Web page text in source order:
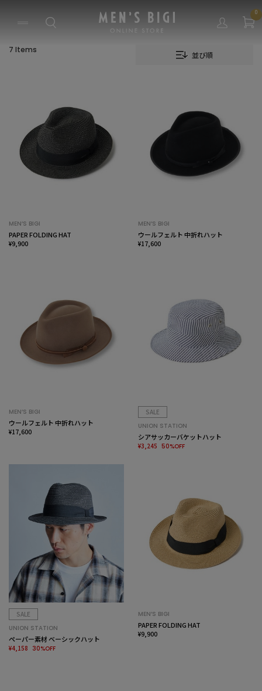
0
7 Items 並び順
MEN’S BIGI
PAPER FOLDING HAT
¥9,900
MEN’S BIGI
ウールフェルト 中折れハット
¥17,600
MEN’S BIGI
ウールフェルト 中折れハット
¥17,600
SALE
UNION STATION
シアサッカーバケットハット
¥3,245 50%OFF
SALE
UNION STATION
ペーパー素材 ベーシックハット
¥4,158 30%OFF
MEN’S BIGI
PAPER FOLDING HAT
¥9,900